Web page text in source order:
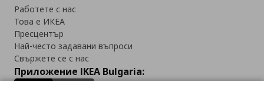
Работете с нас
Това е ИКЕА
Пресцентър
Най-често задавани въпроси
Свържете се с нас
Приложение IKEA Bulgaria: